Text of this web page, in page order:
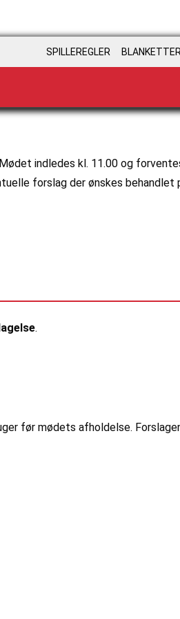
SPILLEREGLER
indledes kl. 11.00 og
forslag der ønskes behandlet
.
før mødets afholdelse.